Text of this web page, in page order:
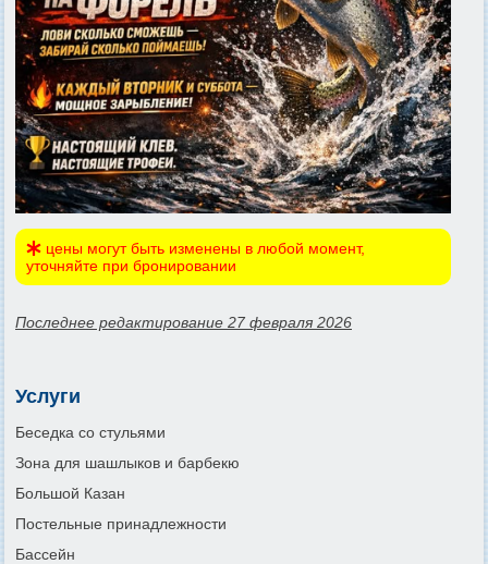
цены могут быть изменены в любой момент,
уточняйте при бронировании
Последнее редактирование 27 февраля 2026
Услуги
Беседка со стульями
Зона для шашлыков и барбекю
Большой Казан
Постельные принадлежности
Бассейн